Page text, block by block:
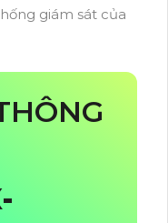
giám sát của